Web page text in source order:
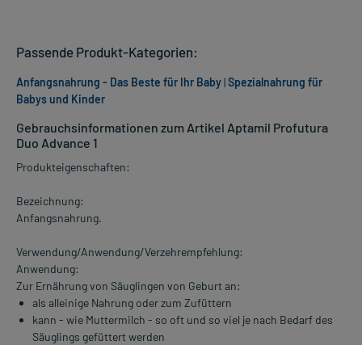
Gebrauchsinformationen zum Artikel Aptamil Profutura
Duo Advance 1
Produkteigenschaften:
Bezeichnung:
Anfangsnahrung.
Verwendung/Anwendung/Verzehrempfehlung:
Anwendung:
Zur Ernährung von Säuglingen von Geburt an:
als alleinige Nahrung oder zum Zufüttern
kann - wie Muttermilch - so oft und so viel je nach Bedarf des
Säuglings gefüttert werden
Passende Produkt-Kategorien:
Anfangsnahrung - Das Beste für Ihr Baby|Spezialnahrung für
Babys und Kinder